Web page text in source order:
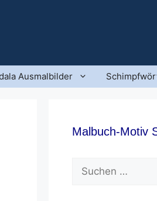
Ausmalbilder
Malbuch-Motiv
Suchen
nach: